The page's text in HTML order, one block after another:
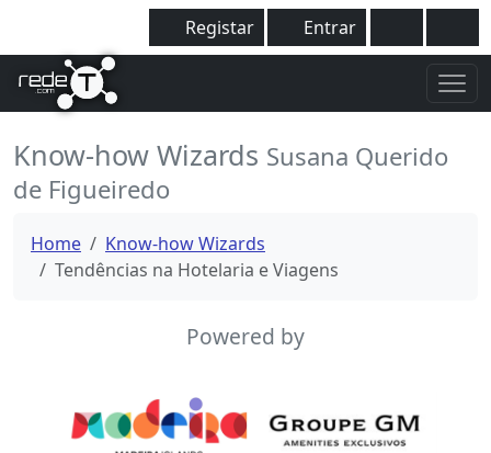
Registar Entrar
Know-how Wizards Susana Querido
de Figueiredo
Home
Know-how Wizards
Tendências na Hotelaria e Viagens
Powered by